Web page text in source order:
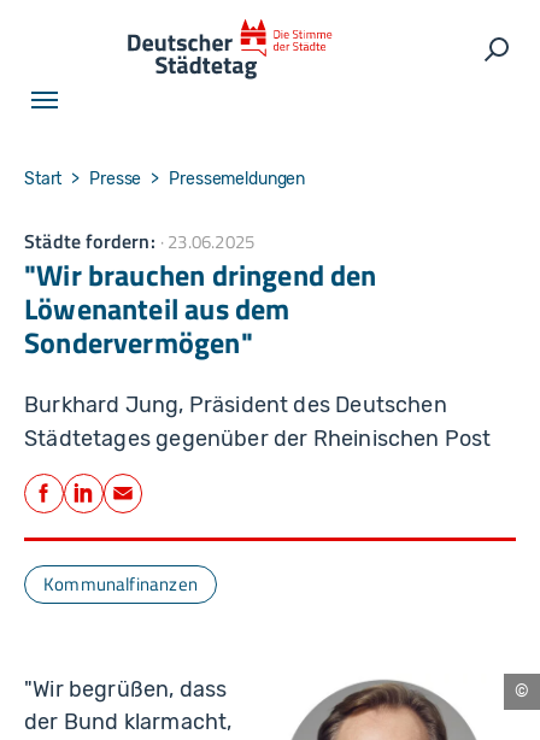
You are here:
Start Presse Pressemeldungen
Städte fordern: 23.06.2025
"Wir brauchen dringend den
Löwenanteil aus dem
Sondervermögen"
Burkhard Jung, Präsident des Deutschen
Städtetages gegenüber der Rheinischen Post
Teilen
Facebook
LinkedIn
E-Mail
Kommunalfinanzen
"Wir begrüßen, dass
der Bund klarmacht,